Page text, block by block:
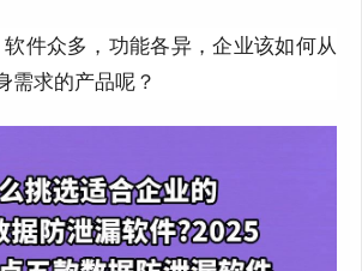
件众多，功能各异，企业该如何从
需求的产品呢？